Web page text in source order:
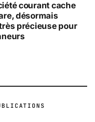
courant cache
désormais
précieuse pour